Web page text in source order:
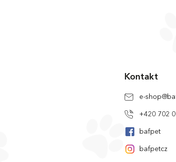
Kontakt
e-shop@
+420 702
bafpet
bafpetcz